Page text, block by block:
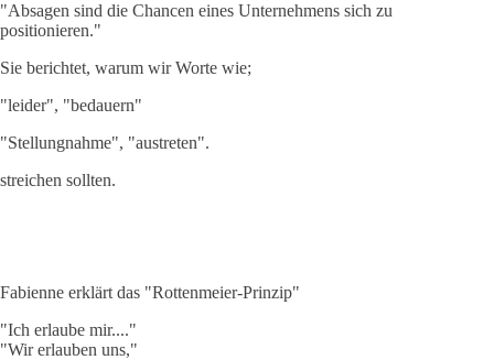
"Absagen sind die Chancen eines Unternehmens sich zu
positionieren."
Sie berichtet, warum wir Worte wie;
"leider", "bedauern"
"Stellungnahme", "austreten".
streichen sollten.
Fabienne erklärt das "Rottenmeier-Prinzip"
"Ich erlaube mir...."
"Wir erlauben uns,"